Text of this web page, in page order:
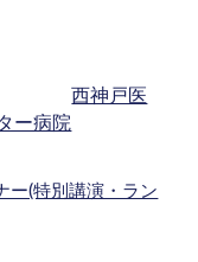
西神戸医
ー病院
ー(特別講演・ラン